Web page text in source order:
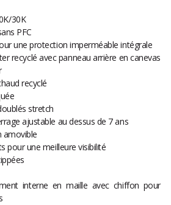
30K
PFC
une protection imperméable intégrale
recyclé avec panneau arrière en canevas
recyclé
stretch
ajustable au dessus de 7 ans
amovible
pour une meilleure visibilité
interne en maille avec chiffon pour